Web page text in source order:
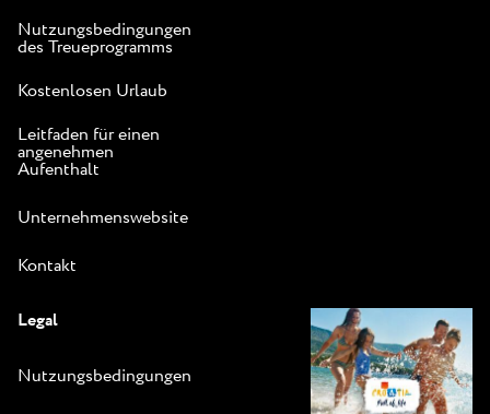
Nutzungsbedingungen
des Treueprogramms
Kostenlosen Urlaub
Leitfaden für einen
angenehmen
Aufenthalt
Unternehmenswebsite
Kontakt
Legal
Nutzungsbedingungen